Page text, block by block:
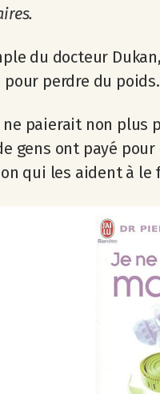
du docteur
pour perdre du poids.
ne paierait non plus
gens ont payé
qui les aident à le